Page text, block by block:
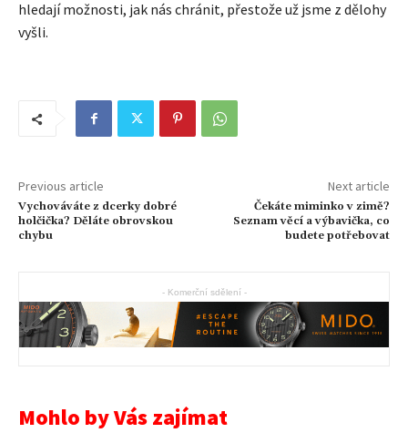
hledají možnosti, jak nás chránit, přestože už jsme z dělohy
vyšli.
Previous article
Vychováváte z dcerky dobré
holčička? Děláte obrovskou
chybu
Next article
Čekáte miminko v zimě?
Seznam věcí a výbavička, co
budete potřebovat
- Komerční sdělení -
Mohlo by Vás zajímat